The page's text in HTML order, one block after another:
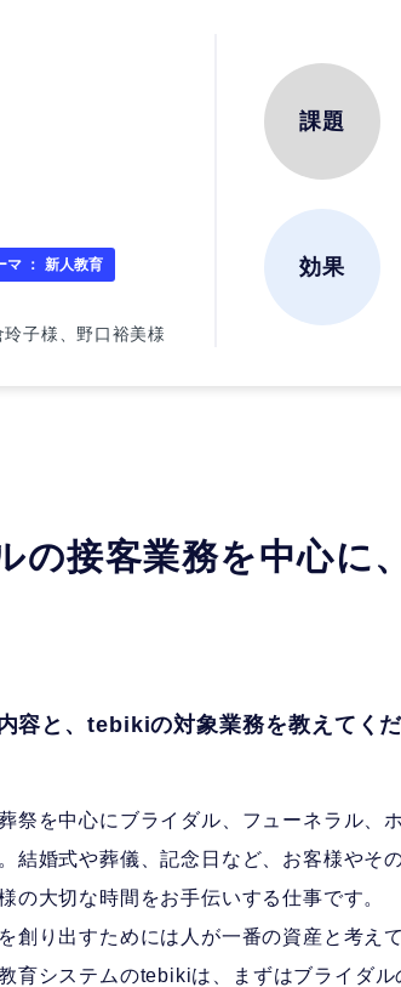
マ ： 新人教育
玲子様、野口裕美様
課題
効果
の接客業務を中心に
容と、tebikiの対象業務を教えてくだ
祭を中心にブライダル、フューネラル、
結婚式や葬儀、記念日など、お客様やそ
の大切な時間をお手伝いする仕事です。
創り出すためには人が一番の資産と考え
育システムのtebikiは、まずはブライダル